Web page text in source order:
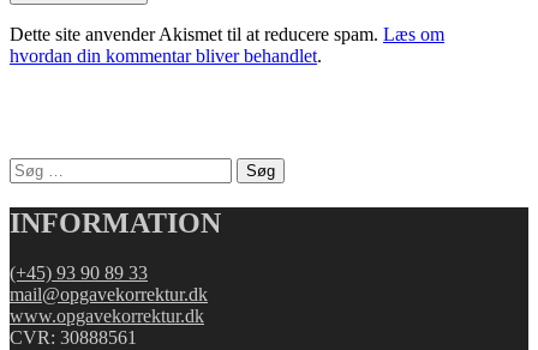
Dette site anvender Akismet til at reducere spam. Læs om
hvordan din kommentar bliver behandlet.
Søg
efter:
INFORMATION
(+45) 93 90 89 33
mail@opgavekorrektur.dk
www.opgavekorrektur.dk
CVR: 30888561